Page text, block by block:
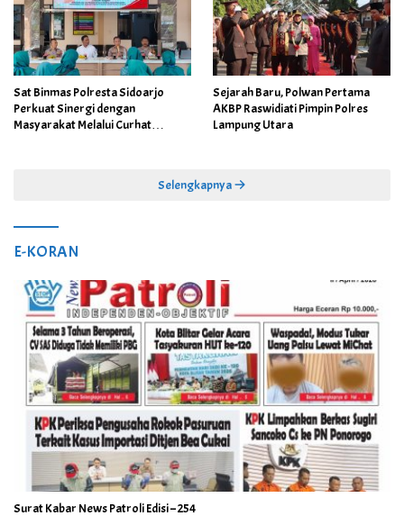
Sat Binmas Polresta Sidoarjo
Perkuat Sinergi dengan
Masyarakat Melalui Curhat
Sejarah Baru, Polwan Pertama
AKBP Raswidiati Pimpin Polres
Lampung Utara
Selengkapnya
E-KORAN
Surat Kabar News Patroli Edisi – 254